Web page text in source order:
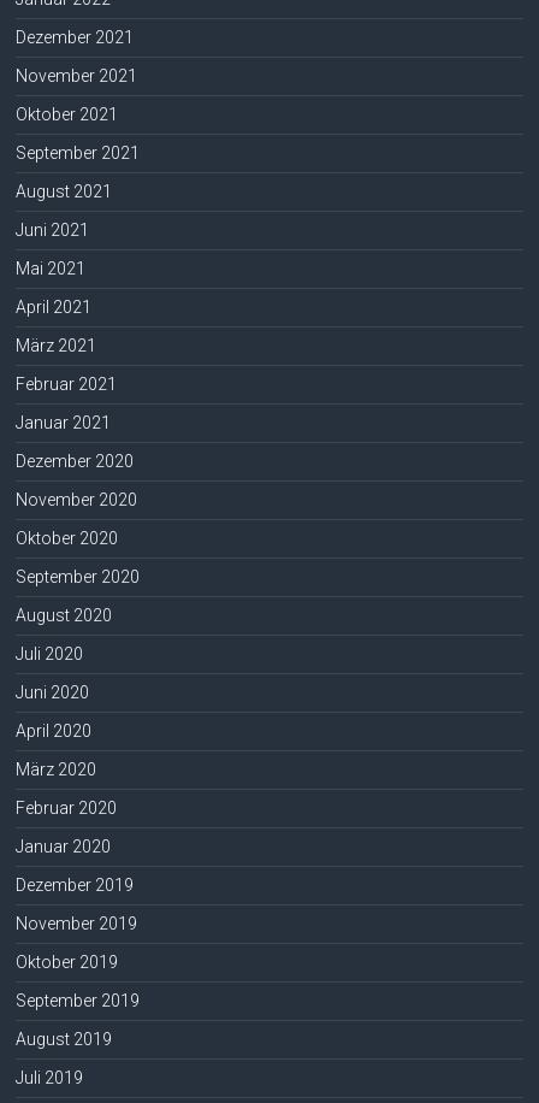
Dezember 2021
November 2021
Oktober 2021
September 2021
August 2021
Juni 2021
Mai 2021
April 2021
März 2021
Februar 2021
Januar 2021
Dezember 2020
November 2020
Oktober 2020
September 2020
August 2020
Juli 2020
Juni 2020
April 2020
März 2020
Februar 2020
Januar 2020
Dezember 2019
November 2019
Oktober 2019
September 2019
August 2019
Juli 2019